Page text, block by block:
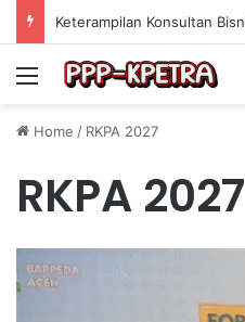
Menu
Home / RKPA 2027
RKPA 2027